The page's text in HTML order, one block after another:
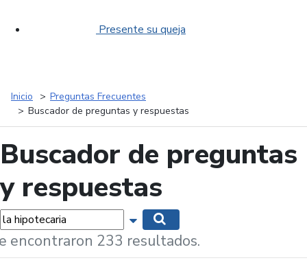
Presente su queja
Inicio
Preguntas Frecuentes
Buscador de preguntas y respuestas
Buscador de preguntas
y respuestas
Mostrar opciones de búsqueda
encontraron 233 resultados.